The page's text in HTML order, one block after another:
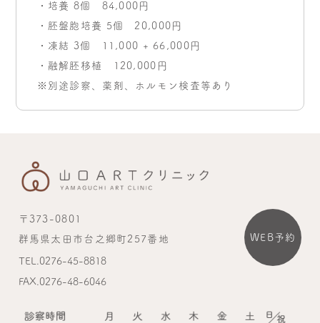
・培養 8個 84,000円
・胚盤胞培養 5個 20,000円
・凍結 3個 11,000 + 66,000円
・融解胚移植 120,000円
※別途診察、薬剤、ホルモン検査等あり
〒373-0801
群馬県太田市台之郷町257番地
TEL.0276-45-8818
FAX.0276-48-6046
WEB予約